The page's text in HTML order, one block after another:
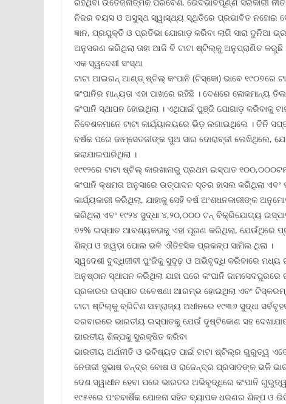
ନିଜର ବୟସ ଓ ଅସୁସ୍ଥ ସ୍ୱାସ୍ଥ୍ୟ ସ୍ଥିତିରେ ପ୍ରଭାବିତ ନହୋଇ
ଜ୍ଞାନ, ପ୍ରଯୁକ୍ତି ଓ ପ୍ରତିଭା ଯୋଗାଡ଼ କରିବା ଲାଗି ସାରା ଦୁନିଆ
ଅନୁସରଣ କରିଥିଲା ତାହା ଆଜି ବି ଟାଟା ଷ୍ଟିଲ୍‌କୁ ଅନୁପ୍ରାଣିତ କରୁଛି
ଏକ ସ୍ୱଦେଶୀ ସଂସ୍ଥା
ଟାଟା ଆଇରନ୍ ଆଣ୍ଡ୍ ଷ୍ଟିଲ୍ କଂପାନି (ଟିସ୍‌କୋ) ଭାବେ ୧୯୦୭ରେ
କଂପାନିର ମାନ୍ୟତା ଏହା ପାଖରେ ରହିଛି । ଦେଶରେ
କଂପାନି ସ୍ଥାପନ ହୋଇଥିଲା । ଏଥିପାଇଁ ପୁଞ୍ଜି ଯୋଗାଡ଼ କରିବାକୁ
ନିବେଶକମାନେ ଟାଟା କାର୍ଯ୍ୟାଳୟରେ ଭିଡ଼ ଲଗାଇଥିଲେ । ତିନି
ବର୍ଷକ ପରେ ଜାମ୍‌ସେତଜୀଙ୍କ ପୁଅ ସାର ଦୋରାବ୍‌ଜୀ ଲେଖିଥିଲେ,
କରାଯାଇପାରିଥିଲା ।
୧୯୧୨ରେ ଟାଟା ଷ୍ଟିଲ୍ କାରଖାନାରୁ ପ୍ରଥମ ଇସ୍ପାତ
କଂପାନି କ୍ଷମତା ଅନୁସାରେ ଉତ୍ପାଦନ ସ୍ତର ହାସଲ କରିଥିଲା
କାର୍ଯ୍ୟକାରୀ କରିଥିଲା, ଯାହାକୁ ସେହି ବର୍ଷ ଅଂଶଧନକାରୀଙ୍କ
କରିଥିଲା ଏବଂ ୧୯୨୪ ସୁଦ୍ଧା ୪,୨୦,୦୦୦ ଟନ୍ ବିକ୍ରିଯୋଗ୍ୟ
୭୨% ଇସ୍ପାତ ଆବଶ୍ୟକତାକୁ ଏହା ପୂରଣ କରିଥିଲା, ଯେଉଁଥିରେ
ଶିଳ୍ପ ଓ ହାୱଡ଼ା ପୋଲ ଭଳି ଐତିହସିକ ପ୍ରକଳ୍ପ ସାମିଲ ଥିଲା ।
ସ୍ୱଦେଶୀ ବୁଦ୍ଧିଜୀବୀ ପୁଂଜିକୁ ସୁଦୃଢ଼ ଓ ଅଭିବୃଦ୍ଧି କରିବାରେ ମଧ୍ୟ
ଅନୁଷ୍ଠାନ ସ୍ଥାପନ କରିଥିଲା ଯାହା ପରେ କଂପାନି
ପ୍ରକାରର ଇସ୍ପାତ ଗବେଷଣା ଆରମ୍ଭ ହୋଇଥିଲା ଏବଂ
ଟାଟା ଷ୍ଟିଲ୍‌କୁ ବ୍ରିଟିଶ ସାମ୍ରାଜ୍ୟ ଅଧୀନରେ ୧୯୩୬ ସୁଦ୍ଧା
ଦରବାରରେ ଭାରତୀୟ ଇସ୍ପାତକୁ ଯେଉଁ ଦୃଷ୍ଟିକୋଣ ସହ
ଭାରତୀୟ ଶିଳ୍ପକୁ ସୁରକ୍ଷିତ କରିବା
ଭାରତୀୟ ଅର୍ଥନୀତି ଓ ଭବିଷ୍ୟତ ପାଇଁ ଟାଟା ଷ୍ଟିଲ୍‌ର ଗୁରୁତ୍ୱ
ନେତାଜୀ ସୁଭାଷ ଚନ୍ଦ୍ର ବୋଷ ଓ ରାଜେନ୍ଦ୍ର ପ୍ରସାଦଙ୍କ ଭଳି
ଦେଶ ସ୍ୱାଧୀନ ହେବା ପରେ ଭାରତର ଅଭିବୃଦ୍ଧିରେ କଂପାନି
୧୯୫୧ରେ ପଂଚବାର୍ଷିକ ଯୋଜନା ସହିତ ବ୍ୟାପକ ଧରଣର ଶିଳ୍ପ